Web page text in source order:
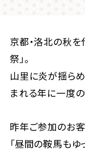
京都・洛北の秋
祭」。
山里に炎が揺ら
まれる年に一度
昨年ご参加のお客
「昼間の鞍馬もゆ